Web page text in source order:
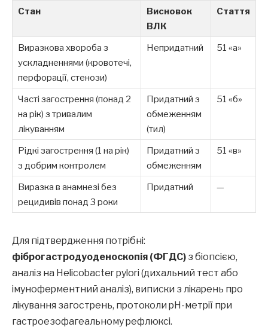
Стан
Висновок
ВЛК
Стаття
Виразкова хвороба з
ускладненнями (кровотечі,
перфорації, стенози)
Непридатний 51 «а»
Часті загострення (понад 2
на рік) з тривалим
лікуванням
Придатний з
обмеженням
(тил)
51 «б»
Рідкі загострення (1 на рік)
з добрим контролем
Придатний з
обмеженням
51 «в»
Виразка в анамнезі без
рецидивів понад 3 роки
Придатний —
Для підтвердження потрібні:
фіброгастродуоденоскопія (ФГДС) з біопсією,
аналіз на Helicobacter pylori (дихальний тест або
імуноферментний аналіз), виписки з лікарень про
лікування загострень, протоколи рН-метрії при
гастроезофагеальному рефлюксі.